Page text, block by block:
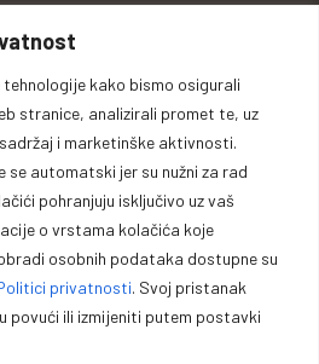
kako bismo osigurali
stranice, analizirali promet te, uz
i marketinške aktivnosti.
se automatski jer su nužni za rad
pohranjuju isključivo uz vaš
o vrstama kolačića koje
osobnih podataka dostupne su
privatnosti. Svoj pristanak
povući ili izmijeniti putem postavki
sportiste,
entuzijaste.
profesionalce i entuzijaste. U
oružje, municiju i prateću
aktivnosti.